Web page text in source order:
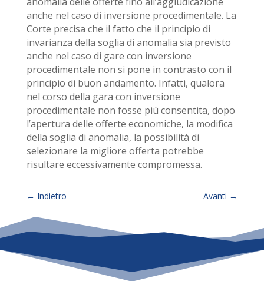
anche nel caso di inversione procedimentale. La
Corte precisa che il fatto che il principio di
invarianza della soglia di anomalia sia previsto
anche nel caso di gare con inversione
procedimentale non si pone in contrasto con il
principio di buon andamento. Infatti, qualora
nel corso della gara con inversione
procedimentale non fosse più consentita, dopo
l’apertura delle offerte economiche, la modifica
della soglia di anomalia, la possibilità di
selezionare la migliore offerta potrebbe
risultare eccessivamente compromessa.
← Indietro Avanti →